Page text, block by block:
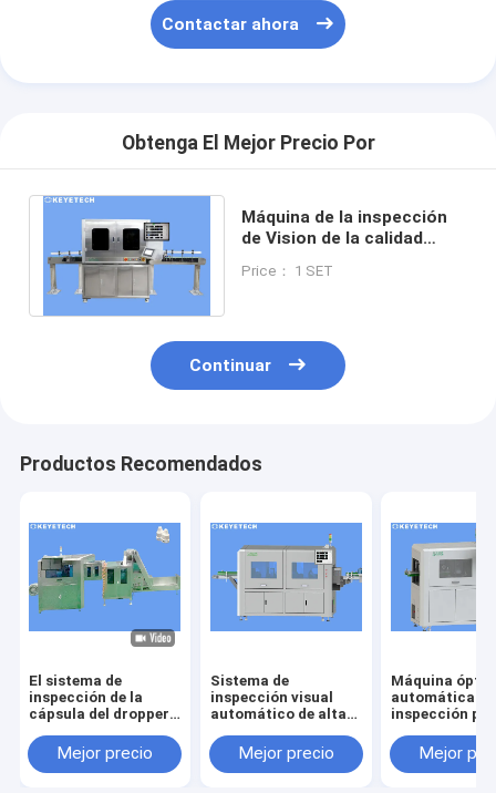
Contactar ahora
Obtenga El Mejor Precio Por
Máquina de la inspección
de Vision de la calidad
de 360 grados
Price： 1 SET
Continuar
Productos Recomendados
El sistema de
inspección de la
cápsula del dropper
detector para el
envase de plástico
Mejor precio
Sistema de
inspección visual
automático de alta
control de calidad de
la imagen
Mejor precio
Máquina
automática
inspección
defecto de
del producto
Mejor